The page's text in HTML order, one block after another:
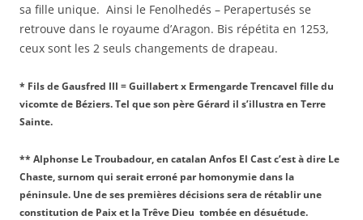
sa fille unique. Ainsi le Fenolhedés – Perapertusés se
retrouve dans le royaume d’Aragon. Bis répétita en 1253,
ceux sont les 2 seuls changements de drapeau.
* Fils de Gausfred III = Guillabert x Ermengarde Trencavel fille du
vicomte de Béziers. Tel que son père Gérard il s’illustra en Terre
Sainte.
** Alphonse Le Troubadour, en catalan Anfos El Cast c’est à dire Le
Chaste, surnom qui serait erroné par homonymie dans la
péninsule. Une de ses premières décisions sera de rétablir une
constitution de Paix et la Trêve Dieu tombée en désuétude.